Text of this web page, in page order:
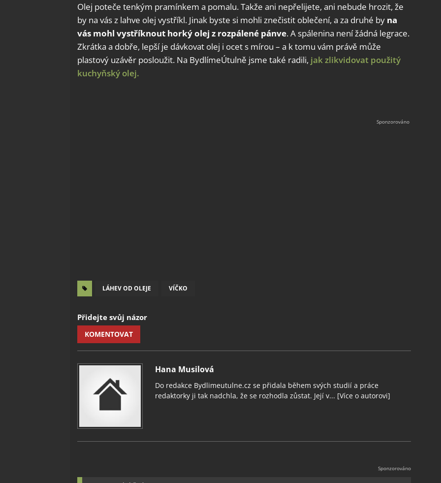
odstraňování chyb, Poskytování a zobrazování reklamy a obsahu,
Ukládání a sdělování voleb ochrany osobních údajů.
Olej poteče tenkým pramínkem a pomalu. Takže ani nepřelijete, ani nebude hrozit, že
by na vás z lahve olej vystříkl. Jinak byste si mohli znečistit oblečení, a za druhé by na
vás mohl vystříknout horký olej z rozpálené pánve. A spálenina není žádná legrace.
Zkrátka a dobře, lepší je dávkovat olej i ocet s mírou – a k tomu vám právě může
plastový uzávěr posloužit. Na BydlímeÚtulně jsme také radili, jak zlikvidovat použitý
kuchyňský olej.
LÁHEV OD OLEJE VÍČKO
Přidejte svůj názor
KOMENTOVAT
Hana Musilová
Do redakce Bydlimeutulne.cz se přidala během svých studií a práce
redaktorky ji tak nadchla, že se rozhodla zůstat. Její v... [Více o autorovi]